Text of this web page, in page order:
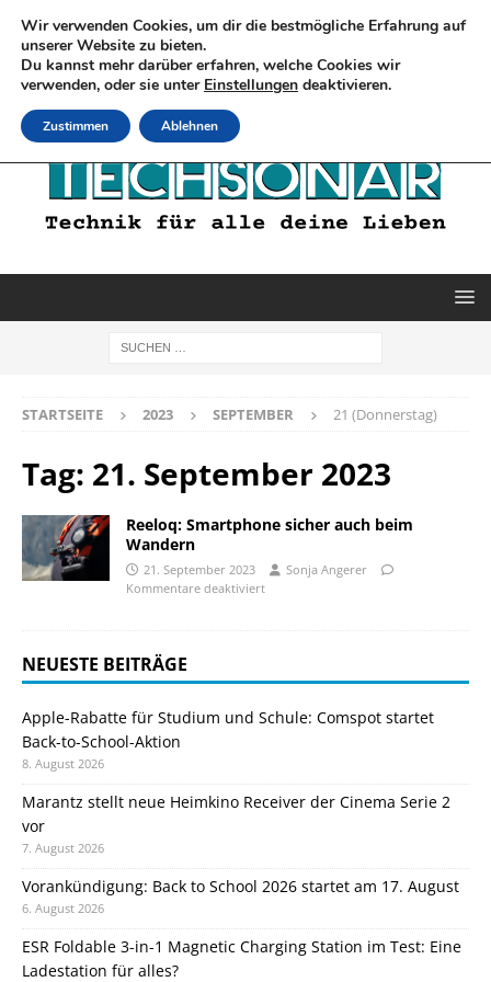
STARTSEITE 2023 SEPTEMBER 21 (Donnerstag)
Tag: 21. September 2023
Reeloq: Smartphone sicher auch beim
Wandern
21. September 2023
Sonja Angerer
Kommentare deaktiviert
NEUESTE BEITRÄGE
Apple-Rabatte für Studium und Schule: Comspot startet
Back-to-School-Aktion
8. August 2026
Marantz stellt neue Heimkino Receiver der Cinema Serie 2
vor
7. August 2026
Vorankündigung: Back to School 2026 startet am 17. August
6. August 2026
ESR Foldable 3-in-1 Magnetic Charging Station im Test: Eine
Ladestation für alles?
Wir verwenden Cookies, um dir die bestmögliche Erfahrung auf
unserer Website zu bieten.
Du kannst mehr darüber erfahren, welche Cookies wir
verwenden, oder sie unter Einstellungen deaktivieren.
Zustimmen Ablehnen